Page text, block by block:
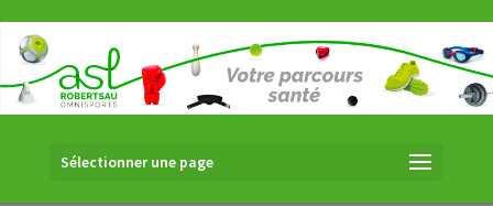
Sélectionner une page